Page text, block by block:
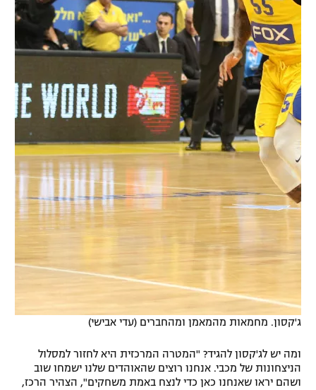
ג'קסון. מחמאות מהמאמן ומהחברים (עדי אבישי)
ומה יש לג'קסון להגיד? "המטרה המרכזית היא לחזור למסלול
הניצחונות של מכבי. אנחנו רוצים שהאוהדים שלנו ישמחו שוב
ושהם יראו שאנחנו כאן כדי לנצח באמת משחקים", הצהיר הרכז,